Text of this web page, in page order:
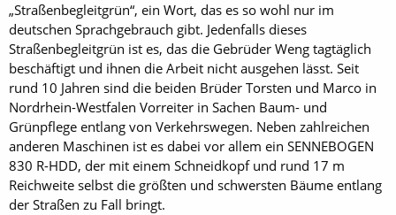
„Straßenbegleitgrün“, ein Wort, das es so wohl nur im
deutschen Sprachgebrauch gibt. Jedenfalls dieses
Straßenbegleitgrün ist es, das die Gebrüder Weng tagtäglich
beschäftigt und ihnen die Arbeit nicht ausgehen lässt. Seit
rund 10 Jahren sind die beiden Brüder Torsten und Marco in
Nordrhein-Westfalen Vorreiter in Sachen Baum- und
Grünpflege entlang von Verkehrswegen. Neben zahlreichen
anderen Maschinen ist es dabei vor allem ein SENNEBOGEN
830 R-HDD, der mit einem Schneidkopf und rund 17 m
Reichweite selbst die größten und schwersten Bäume entlang
der Straßen zu Fall bringt.